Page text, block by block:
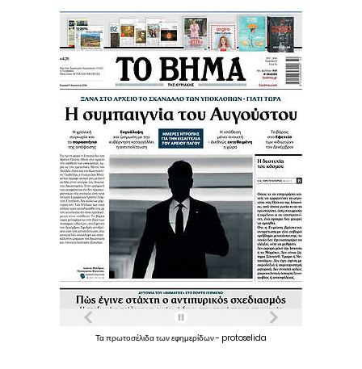
Ταπρωτοσέλιδατωνεφημερίδων- protoselida